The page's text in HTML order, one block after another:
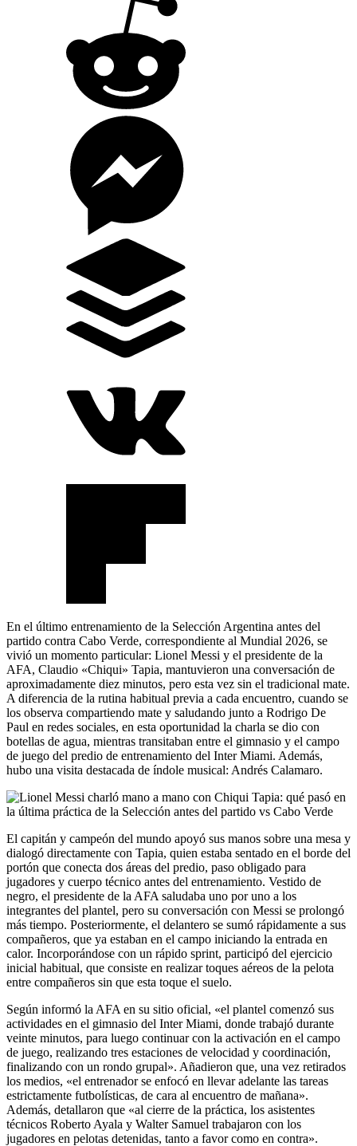
En el último entrenamiento de la Selección Argentina antes del
partido contra Cabo Verde, correspondiente al Mundial 2026, se
vivió un momento particular: Lionel Messi y el presidente de la
AFA, Claudio «Chiqui» Tapia, mantuvieron una conversación de
aproximadamente diez minutos, pero esta vez sin el tradicional mate.
A diferencia de la rutina habitual previa a cada encuentro, cuando se
los observa compartiendo mate y saludando junto a Rodrigo De
Paul en redes sociales, en esta oportunidad la charla se dio con
botellas de agua, mientras transitaban entre el gimnasio y el campo
de juego del predio de entrenamiento del Inter Miami. Además,
hubo una visita destacada de índole musical: Andrés Calamaro.
El capitán y campeón del mundo apoyó sus manos sobre una mesa y
dialogó directamente con Tapia, quien estaba sentado en el borde del
portón que conecta dos áreas del predio, paso obligado para
jugadores y cuerpo técnico antes del entrenamiento. Vestido de
negro, el presidente de la AFA saludaba uno por uno a los
integrantes del plantel, pero su conversación con Messi se prolongó
más tiempo. Posteriormente, el delantero se sumó rápidamente a sus
compañeros, que ya estaban en el campo iniciando la entrada en
calor. Incorporándose con un rápido sprint, participó del ejercicio
inicial habitual, que consiste en realizar toques aéreos de la pelota
entre compañeros sin que esta toque el suelo.
Según informó la AFA en su sitio oficial, «el plantel comenzó sus
actividades en el gimnasio del Inter Miami, donde trabajó durante
veinte minutos, para luego continuar con la activación en el campo
de juego, realizando tres estaciones de velocidad y coordinación,
finalizando con un rondo grupal». Añadieron que, una vez retirados
los medios, «el entrenador se enfocó en llevar adelante las tareas
estrictamente futbolísticas, de cara al encuentro de mañana».
Además, detallaron que «al cierre de la práctica, los asistentes
técnicos Roberto Ayala y Walter Samuel trabajaron con los
jugadores en pelotas detenidas, tanto a favor como en contra».